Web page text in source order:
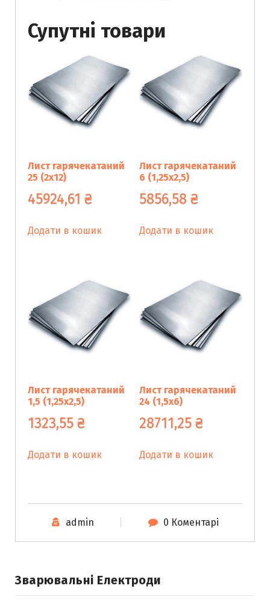
Супутні товари
Лист гарячекатаний
25 (2х12)
45924,61 ₴
Додати в кошик
Лист гарячекатаний
6 (1,25х2,5)
5856,58₴
Додати в кошик
Лист гарячекатаний
1,5 (1,25х2,5)
1323,55 ₴
Додати в кошик
Лист гарячекатаний
24 (1,5х6)
28711,25₴
Додати в кошик
admin 0 Коментарі
Зварювальні Електроди